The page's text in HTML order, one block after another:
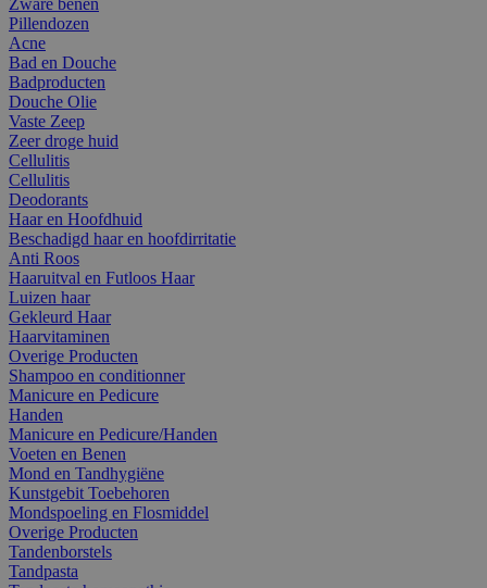
Pillendozen
Acne
Bad en Douche
Badproducten
Douche Olie
Vaste Zeep
Zeer droge huid
Cellulitis
Cellulitis
Deodorants
Haar en Hoofdhuid
Beschadigd haar en hoofdirritatie
Anti Roos
Haaruitval en Futloos Haar
Luizen haar
Gekleurd Haar
Haarvitaminen
Overige Producten
Shampoo en conditionner
Manicure en Pedicure
Handen
Manicure en Pedicure/Handen
Voeten en Benen
Mond en Tandhygiëne
Kunstgebit Toebehoren
Mondspoeling en Flosmiddel
Overige Producten
Tandenborstels
Tandpasta